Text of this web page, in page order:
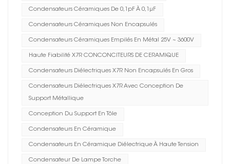
Condensateurs Céramiques De 0,1pF À 0,1μF
Condensateurs Céramiques Non Encapsulés
Condensateurs Céramiques Empilés En Métal 25V ~ 3600V
Haute Fiabilité X7R CONCONCITEURS DE CERAMIQUE
Condensateurs Diélectriques X7R Non Encapsulés En Gros
Condensateurs Diélectriques X7R Avec Conception De
Support Métallique
Conception Du Support En Tôle
Condensateurs En Céramique
Condensateurs En Céramique Diélectrique À Haute Tension
Condensateur De Lampe Torche